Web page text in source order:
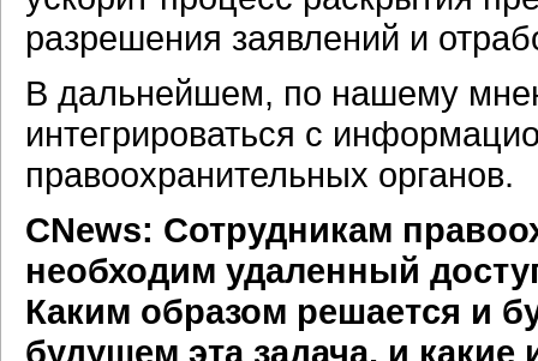
разрешения заявлений и
В дальнейшем, по нашему
интегрироваться с
правоохранительных органов.
CNews: Сотрудникам
необходим удаленный
Каким образом решается и
будущем эта задача, и